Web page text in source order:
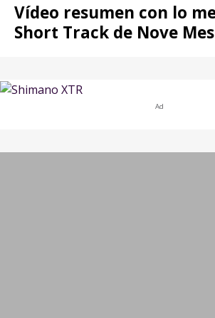
Vídeo resumen con lo
Short Track de Nove
Ad